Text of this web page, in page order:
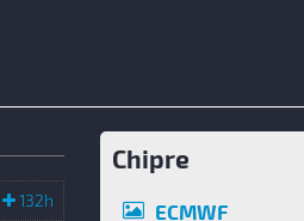
132h
Chipre
ECMWF